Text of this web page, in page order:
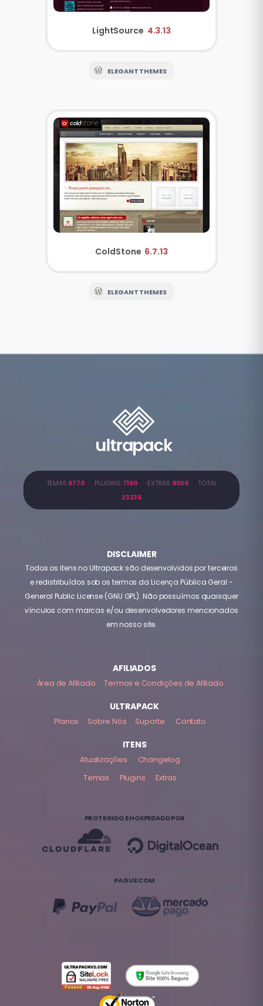
LightSource 4.3.13
ELEGANT THEMES
ColdStone 6.7.13
ELEGANT THEMES
TEMAS 6770 PLUGINS 7160 EXTRAS 9306TOTAL
23236
DISCLAIMER
Todos os itens no Ultrapack são desenvolvidos por terceiros
e redistribuídos sob os termos da Licença Pública Geral -
General Public License (GNU GPL). Não possuímos quaisquer
vínculos com marcas e/ou desenvolvedores mencionados
em nosso site.
AFILIADOS
Área de Afiliado Termos e Condições de Afiliado
ULTRAPACK
Planos Sobre Nós Suporte Contato
ITENS
Atualizações
Changelog
Temas
Plugins Extras
PROTEGIDO E HOSPEDADO POR
PAGUE COM